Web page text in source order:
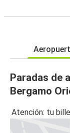
Paradas de
Bergamo
Atención: tu